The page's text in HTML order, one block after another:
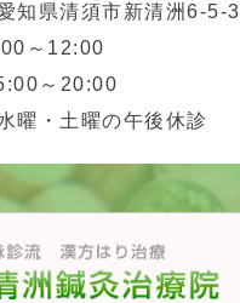
知県清須市新清洲6-5-3
～12:00
～20:00
曜・土曜の午後休診